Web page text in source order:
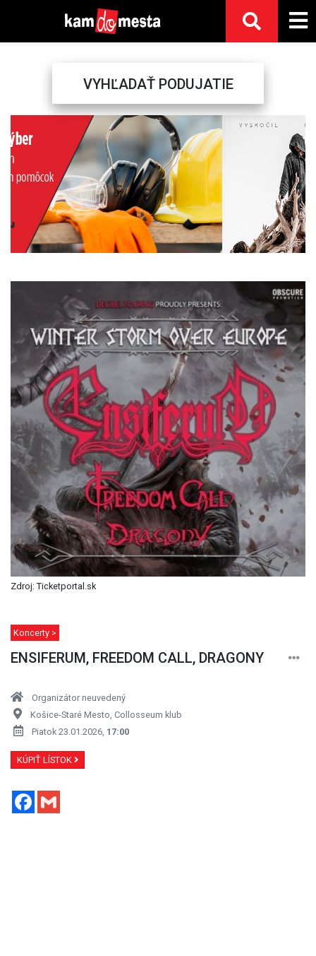
VYHĽADAŤ PODUJATIE
Previous Next
Zdroj: Ticketportal.sk
Koncerty >
ENSIFERUM, FREEDOM CALL, DRAGONY
Organizátor neuvedený
Košice-Staré Mesto, Collosseum klub
Piatok 23.01.2026, 17:00
KÚPIŤ LÍSTOK
Facebook